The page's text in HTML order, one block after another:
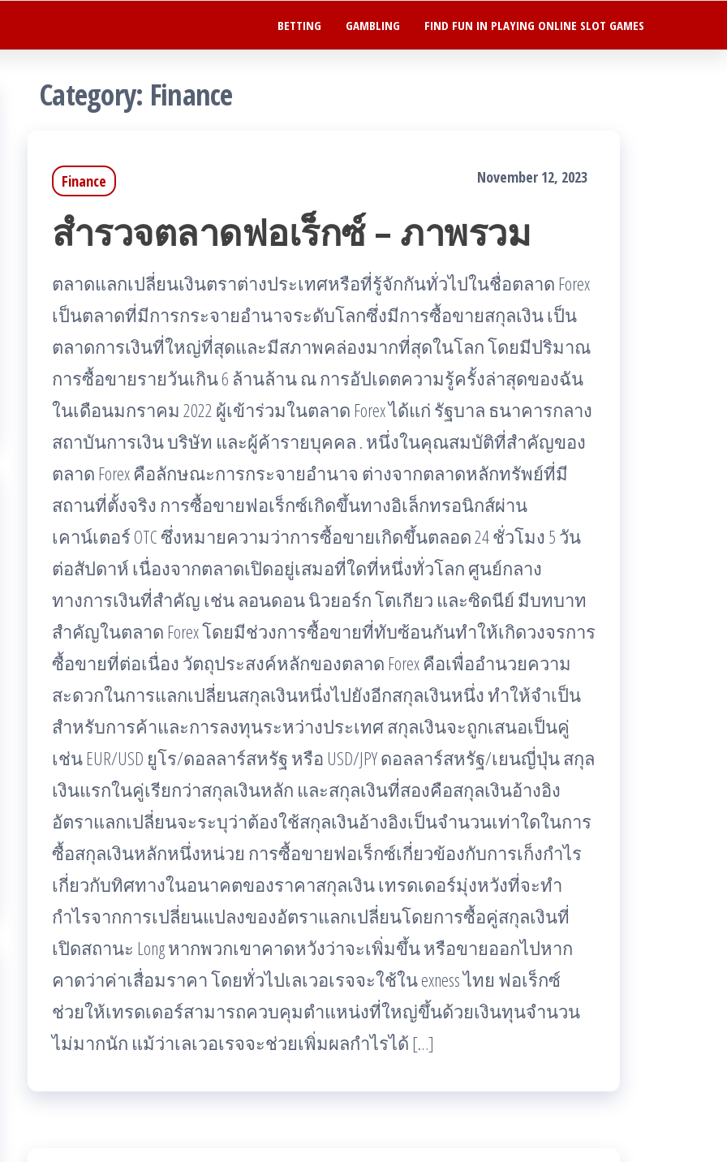
BETTING GAMBLING FIND FUN IN PLAYING ONLINE SLOT GAMES
Category: Finance
Finance November 12, 2023
สำรวจตลาดฟอเร็กซ์ – ภาพรวม
ตลาดแลกเปลี่ยนเงินตราต่างประเทศหรือที่รู้จักกันทั่วไปในชื่อตลาด Forex
เป็นตลาดที่มีการกระจายอำนาจระดับโลกซึ่งมีการซื้อขายสกุลเงิน เป็น
ตลาดการเงินที่ใหญ่ที่สุดและมีสภาพคล่องมากที่สุดในโลก โดยมีปริมาณ
การซื้อขายรายวันเกิน 6 ล้านล้าน ณ การอัปเดตความรู้ครั้งล่าสุดของฉัน
ในเดือนมกราคม 2022 ผู้เข้าร่วมในตลาด Forex ได้แก่ รัฐบาล ธนาคารกลาง
สถาบันการเงิน บริษัท และผู้ค้ารายบุคคล . หนึ่งในคุณสมบัติที่สำคัญของ
ตลาด Forex คือลักษณะการกระจายอำนาจ ต่างจากตลาดหลักทรัพย์ที่มี
สถานที่ตั้งจริง การซื้อขายฟอเร็กซ์เกิดขึ้นทางอิเล็กทรอนิกส์ผ่าน
เคาน์เตอร์ OTC ซึ่งหมายความว่าการซื้อขายเกิดขึ้นตลอด 24 ชั่วโมง 5 วัน
ต่อสัปดาห์ เนื่องจากตลาดเปิดอยู่เสมอที่ใดที่หนึ่งทั่วโลก ศูนย์กลาง
ทางการเงินที่สำคัญ เช่น ลอนดอน นิวยอร์ก โตเกียว และซิดนีย์ มีบทบาท
สำคัญในตลาด Forex โดยมีช่วงการซื้อขายที่ทับซ้อนกันทำให้เกิดวงจรการ
ซื้อขายที่ต่อเนื่อง วัตถุประสงค์หลักของตลาด Forex คือเพื่ออำนวยความ
สะดวกในการแลกเปลี่ยนสกุลเงินหนึ่งไปยังอีกสกุลเงินหนึ่ง ทำให้จำเป็น
สำหรับการค้าและการลงทุนระหว่างประเทศ สกุลเงินจะถูกเสนอเป็นคู่
เช่น EUR/USD ยูโร/ดอลลาร์สหรัฐ หรือ USD/JPY ดอลลาร์สหรัฐ/เยนญี่ปุ่น สกุล
เงินแรกในคู่เรียกว่าสกุลเงินหลัก และสกุลเงินที่สองคือสกุลเงินอ้างอิง
อัตราแลกเปลี่ยนจะระบุว่าต้องใช้สกุลเงินอ้างอิงเป็นจำนวนเท่าใดในการ
ซื้อสกุลเงินหลักหนึ่งหน่วย การซื้อขายฟอเร็กซ์เกี่ยวข้องกับการเก็งกำไร
เกี่ยวกับทิศทางในอนาคตของราคาสกุลเงิน เทรดเดอร์มุ่งหวังที่จะทำ
กำไรจากการเปลี่ยนแปลงของอัตราแลกเปลี่ยนโดยการซื้อคู่สกุลเงินที่
เปิดสถานะ Long หากพวกเขาคาดหวังว่าจะเพิ่มขึ้น หรือขายออกไปหาก
คาดว่าค่าเสื่อมราคา โดยทั่วไปเลเวอเรจจะใช้ใน exness ไทย ฟอเร็กซ์
ช่วยให้เทรดเดอร์สามารถควบคุมตำแหน่งที่ใหญ่ขึ้นด้วยเงินทุนจำนวน
ไม่มากนัก แม้ว่าเลเวอเรจจะช่วยเพิ่มผลกำไรได้ […]